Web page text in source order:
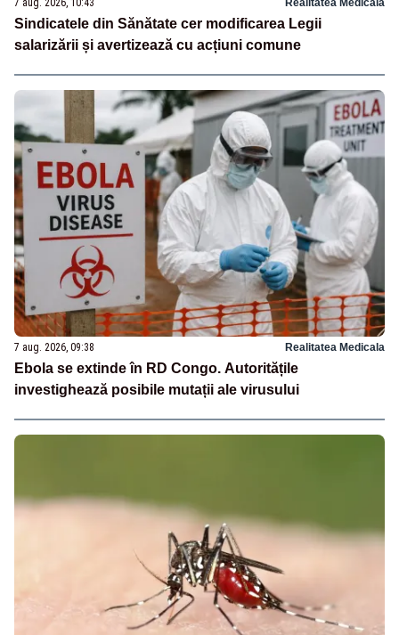
7 aug. 2026, 10:43 Realitatea Medicala
Sindicatele din Sănătate cer modificarea Legii
salarizării și avertizează cu acțiuni comune
7 aug. 2026, 09:38 Realitatea Medicala
Ebola se extinde în RD Congo. Autoritățile
investighează posibile mutații ale virusului